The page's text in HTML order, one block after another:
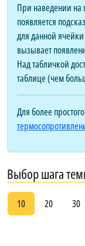
При наведении на
появляется
для данной
вызывает
Над табличкой
таблице (чем
Для более
Выбор шага
10 20 30